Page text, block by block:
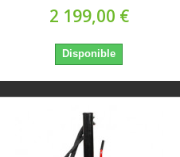
2 199,00 €
Disponible